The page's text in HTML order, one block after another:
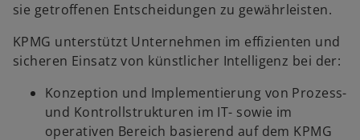
sie getroffenen Entscheidungen zu gewährleisten.
KPMG unterstützt Unternehmen im effizienten und
sicheren Einsatz von künstlicher Intelligenz bei der:
Konzeption und Implementierung von Prozess-
und Kontrollstrukturen im IT- sowie im
operativen Bereich basierend auf dem KPMG